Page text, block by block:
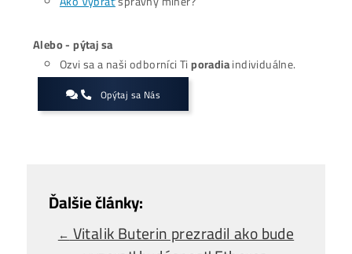
Zaujíma ťa Ťažba Viac?
Koľko minereZarábajú
Ako to celéFunguje?(ťažba/ objednávka..)
Alebo - pýtaj sa
Ozvi sa a naši odborníci Tiporadiaindividuálne.